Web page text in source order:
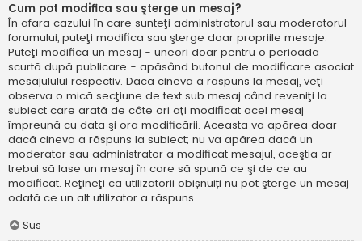
Cum pot modifica sau şterge un mesaj?
În afara cazului în care sunteţi administratorul sau moderatorul
forumului, puteţi modifica sau şterge doar propriile mesaje.
Puteţi modifica un mesaj - uneori doar pentru o perioadă
scurtă după publicare - apăsând butonul de modificare asociat
mesajulului respectiv. Dacă cineva a răspuns la mesaj, veţi
observa o mică secţiune de text sub mesaj când reveniţi la
subiect care arată de câte ori aţi modificat acel mesaj
împreună cu data şi ora modificării. Aceasta va apărea doar
dacă cineva a răspuns la subiect; nu va apărea dacă un
moderator sau administrator a modificat mesajul, aceştia ar
trebui să lase un mesaj în care să spună ce şi de ce au
modificat. Reţineţi că utilizatorii obișnuiți nu pot şterge un mesaj
odată ce un alt utilizator a răspuns.
Sus